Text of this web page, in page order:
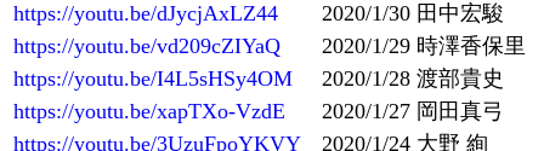
https://youtu.be/dJycjAxLZ44
2020/1/30 田中宏駿
https://youtu.be/vd209cZIYaQ
2020/1/29 時澤香保里
https://youtu.be/I4L5sHSy4OM
2020/1/28 渡部貴史
https://youtu.be/xapTXo-VzdE
2020/1/27 岡田真弓
https://youtu.be/3UzuFpoYKVY
2020/1/24 大野 絢